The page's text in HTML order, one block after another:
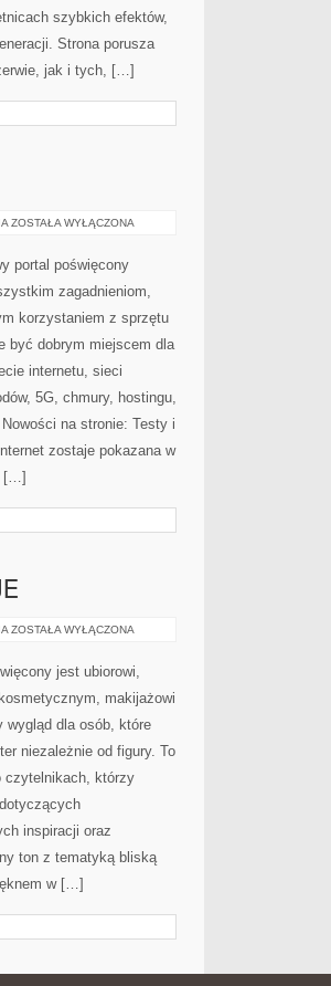
szybkich efektów,
Strona porusza
jak i tych, […]
CZYTELNICY
ZOSTAŁA WYŁĄCZONA
portal poświęcony
zagadnieniom,
korzystaniem z sprzętu
być dobrym miejscem dla
internetu, sieci
5G, chmury, hostingu,
na stronie: Testy i
zostaje pokazana w
[…]
STYLIZACJE
OKAZJE
ZOSTAŁA WYŁĄCZONA
jest ubiorowi,
makijażowi
wygląd dla osób, które
niezależnie od figury. To
czytelnikach, którzy
inspiracji oraz
ton z tematyką bliską
w […]